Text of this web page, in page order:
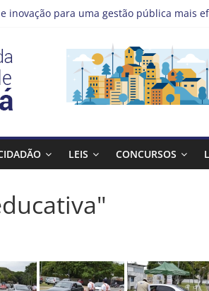
inovação para uma gestão pública mais
Guaratinguetá divulga novo cronograma
realizará ação de vacinação contra a
LEIS CONCURSOS